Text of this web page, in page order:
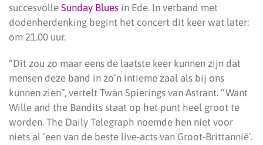
succesvolle Sunday Blues in Ede. In verband met
dodenherdenking begint het concert dit keer wat later:
om 21.00 uur.
“Dit zou zo maar eens de laatste keer kunnen zijn dat
mensen deze band in zo’n intieme zaal als bij ons
kunnen zien”, vertelt Twan Spierings van Astrant. “Want
Wille and the Bandits staat op het punt heel groot te
worden. The Daily Telegraph noemde hen niet voor
niets al ‘een van de beste live-acts van Groot-Brittannië’.